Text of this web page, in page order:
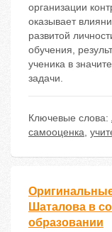
организации
оказывает
развитой
обучения,
ученика в
задачи.
Ключевые слова:
самооценка,
Шаталова в
образовании